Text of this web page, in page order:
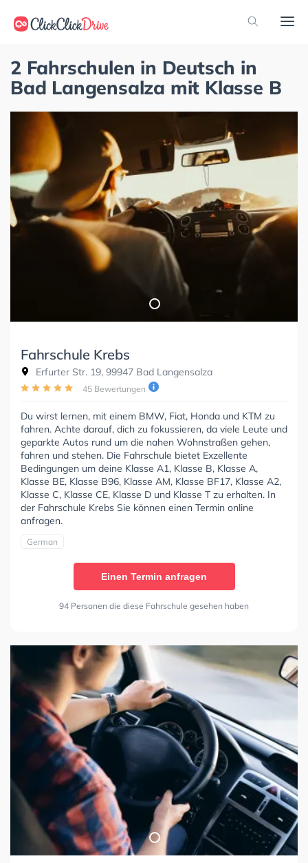
2 Fahrschulen in Deutsch in
Bad Langensalza mit Klasse B
Fahrschule Krebs
Erfurter Str. 19, 99947 Bad Langensalza
45 Bewertungen
Du wirst lernen, mit einem BMW, Fiat, Honda und KTM zu
fahren. Achte darauf, dich zu fokussieren, da viele Leute und
geparkte Autos rund um die nahen Wohnstraßen gehen,
fahren und stehen. Die Fahrschule bietet Exzellente
Bedingungen um deine Klasse A1, Klasse B, Klasse A,
Klasse BE, Klasse B96, Klasse AM, Klasse BF17, Klasse A2,
Klasse C, Klasse CE, Klasse D und Klasse T zu erhalten. In
der Fahrschule Krebs Sie können einen Termin online
anfragen.
German
Einen Termin anfragen
94 Personen die diese Fahrschule gesehen haben